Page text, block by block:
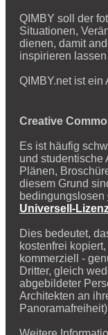
QIMBY soll der
Situationen,
dienen, damit
inspirieren
QIMBY.net ist ein
Creative
Es ist häufig
und studentische
Plänen,
diesem Grund
bedingungslosen
Universell-
Dies bedeutet,
kostenfrei
kommerziell -
Dritter, gleich
abgebildeter
Architekten an